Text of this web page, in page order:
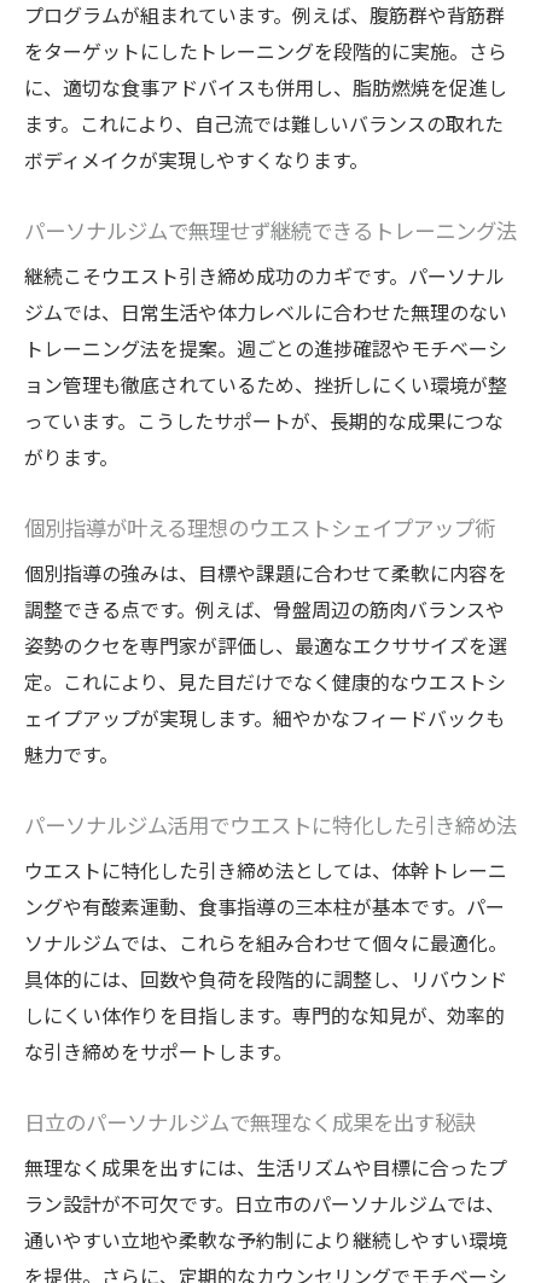
プログラムが組まれています。例えば、腹筋群や背筋群
をターゲットにしたトレーニングを段階的に実施。さら
に、適切な食事アドバイスも併用し、脂肪燃焼を促進し
ます。これにより、自己流では難しいバランスの取れた
ボディメイクが実現しやすくなります。
パーソナルジムで無理せず継続できるトレーニング法
継続こそウエスト引き締め成功のカギです。パーソナル
ジムでは、日常生活や体力レベルに合わせた無理のない
トレーニング法を提案。週ごとの進捗確認やモチベーシ
ョン管理も徹底されているため、挫折しにくい環境が整
っています。こうしたサポートが、長期的な成果につな
がります。
個別指導が叶える理想のウエストシェイプアップ術
個別指導の強みは、目標や課題に合わせて柔軟に内容を
調整できる点です。例えば、骨盤周辺の筋肉バランスや
姿勢のクセを専門家が評価し、最適なエクササイズを選
定。これにより、見た目だけでなく健康的なウエストシ
ェイプアップが実現します。細やかなフィードバックも
魅力です。
パーソナルジム活用でウエストに特化した引き締め法
ウエストに特化した引き締め法としては、体幹トレーニ
ングや有酸素運動、食事指導の三本柱が基本です。パー
ソナルジムでは、これらを組み合わせて個々に最適化。
具体的には、回数や負荷を段階的に調整し、リバウンド
しにくい体作りを目指します。専門的な知見が、効率的
な引き締めをサポートします。
日立のパーソナルジムで無理なく成果を出す秘訣
無理なく成果を出すには、生活リズムや目標に合ったプ
ラン設計が不可欠です。日立市のパーソナルジムでは、
通いやすい立地や柔軟な予約制により継続しやすい環境
を提供。さらに、定期的なカウンセリングでモチベーシ